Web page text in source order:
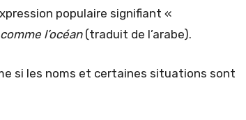
populaire signifiant «
l’océan(traduit de l’arabe).
si les noms et certaines situations sont